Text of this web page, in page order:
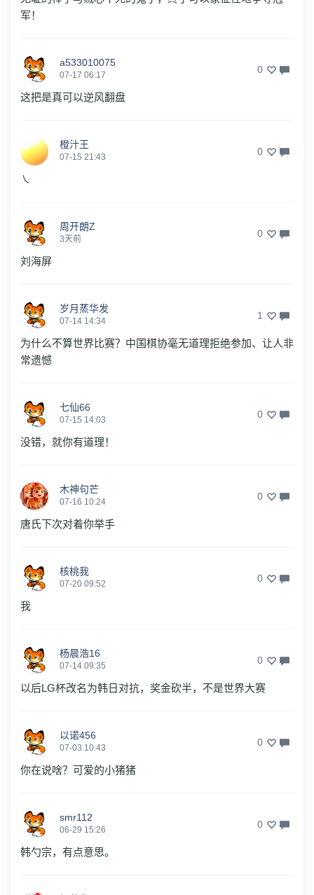
军！
a533010075
07-17 06:17 0
这把是真可以逆风翻盘
橙汁王
07-15 21:43 0
㇏
周开朗Z
3天前 0
刘海屏
岁月蒸华发
07-14 14:34 1
为什么不算世界比赛？中国棋协毫无道理拒绝参加、让人非
常遗憾
七仙66
07-15 14:03 0
没错，就你有道理！
木神句芒
07-16 10:24 0
唐氏下次对着你举手
核桃我
07-20 09:52 0
我
杨晨浩16
07-14 09:35 0
以后LG杯改名为韩日对抗，奖金砍半，不是世界大赛
以诺456
07-03 10:43 0
你在说啥？可爱的小猪猪
smr112
06-29 15:26 0
韩勺宗，有点意思。